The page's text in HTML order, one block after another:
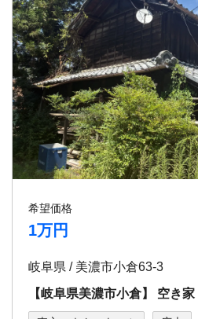
希望価格
1万円
岐阜県 / 美濃市小倉63-3
【岐⾩県美濃市⼩倉】 空き家